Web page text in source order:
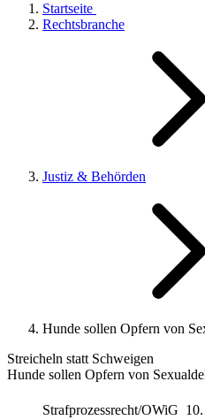
Startseite
Rechtsbranche
Justiz & Behörden
Hunde sollen Opfern von
Streicheln statt Schweigen
Hunde sollen Opfern von
Strafprozessrecht/OWiG